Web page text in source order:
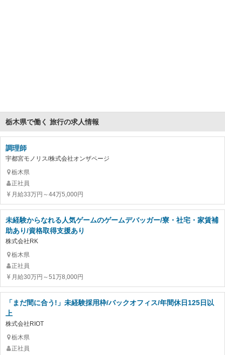
栃木県で働く 旅行の求人情報
調理師
宇都宮モノリス/株式会社オンザページ
栃木県
正社員
月給33万円～44万5,000円
未経験からなれる人気ゲームのゲームデバッガー/寮・社宅・家賃補
助あり/資格取得支援あり
株式会社RK
栃木県
正社員
月給30万円～51万8,000円
「まだ間に合う!」未経験採用枠/バックオフィス/年間休日125日以
上
株式会社RIOT
栃木県
正社員